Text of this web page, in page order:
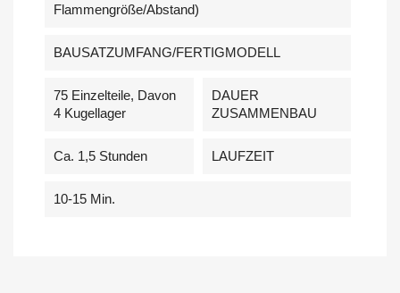
Flammengröße/Abstand)
BAUSATZUMFANG/FERTIGMODELL
75 Einzelteile, Davon
4 Kugellager
DAUER
ZUSAMMENBAU
Ca. 1,5 Stunden LAUFZEIT
10-15 Min.